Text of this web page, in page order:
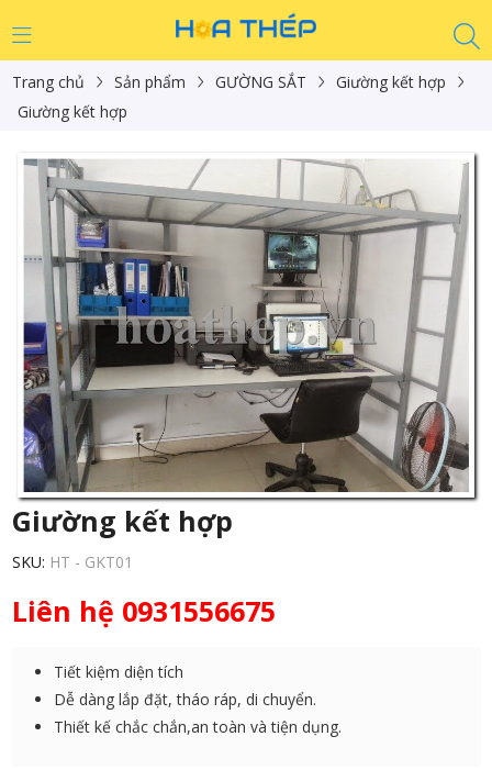
Trang chủ Sản phẩm GƯỜNG SẮT
Giường kết hợp
Giường kết hợp
Giường kết hợp
SKU: HT - GKT01
Liên hệ 0931556675
Tiết kiệm diện tích
Dễ dàng lắp đặt, tháo ráp, di chuyển.
Thiết kế chắc chắn,an toàn và tiện dụng.